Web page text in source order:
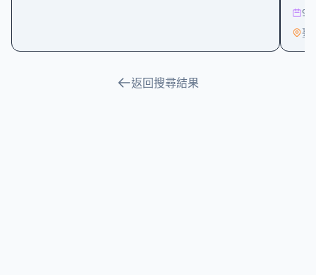
9/
臺
返回搜尋結果